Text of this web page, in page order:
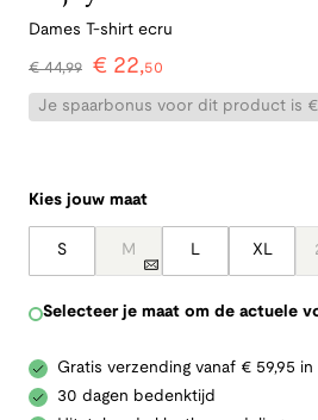
Dames T-shirt ecru
€44,99 € 22,50
Je spaarbonus voor dit product is €
Kies jouw maat
S M L XL
Selecteer je maat om de actuele
Gratis verzending vanaf € 59,95 in
30 dagen bedenktijd